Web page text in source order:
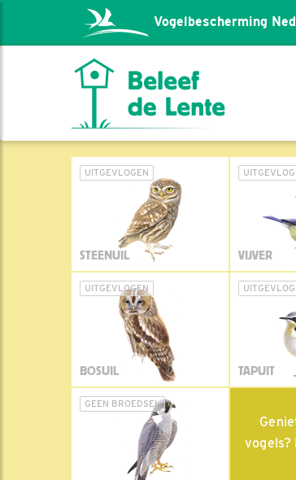
Vogelbescherming
UITGEVLOGEN
STEENUIL VIJVER
UITGEVLOGEN
BOSUIL TAPUIT
GEEN BROEDSEL
vogels?